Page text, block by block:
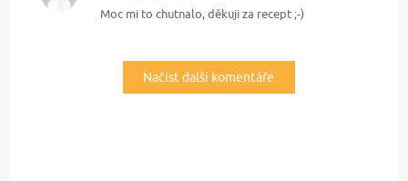
Moc mi to chutnalo, děkuji za recept ;-)
Načíst další komentáře